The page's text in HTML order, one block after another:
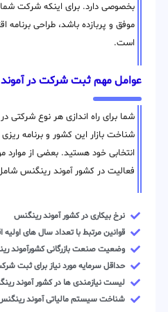
بخصوصی دارد. برای اینکه شرکت
موفق و پربازده باشد، طراحی برنامه
است.
عوامل مهم ثبت شرکت در
شما برای راه اندازی هر نوع شرکتی
شناخت بازار این کشور و برنامه
انتخابی خود هستید. بعضی از موارد
فعالیت در کشور آموند رینگنس
نرخ بیکاری در کشور آموند رینگنس
قوانین مرتبط با تعداد سال های اولیه
وضعیت صنعت بازرگانی کشورآموند
حداقل سرمایه مورد نیاز برای ثبت
لیست نیازمندی ها در کشور آموند
شناخت سیستم مالیاتی آموند